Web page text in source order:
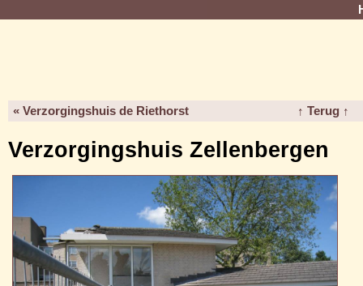
« Verzorgingshuis de Riethorst ↑ Terug ↑
Verzorgingshuis Zellenbergen